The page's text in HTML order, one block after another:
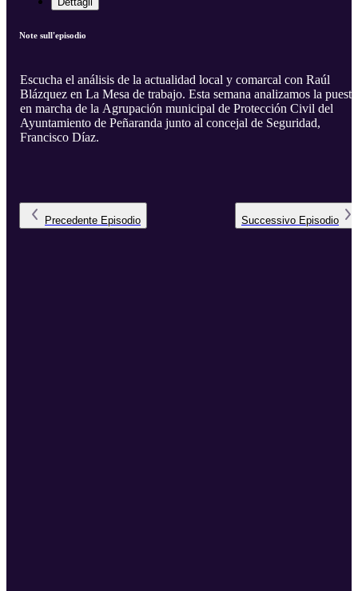
Note sull'episodio
Escucha el análisis de la actualidad local y comarcal con Raúl
Blázquez en La Mesa de trabajo. Esta semana analizamos la puesta
en marcha de la Agrupación municipal de Protección Civil del
Ayuntamiento de Peñaranda junto al concejal de Seguridad,
Francisco Díaz.
Precedente Episodio Successivo Episodio